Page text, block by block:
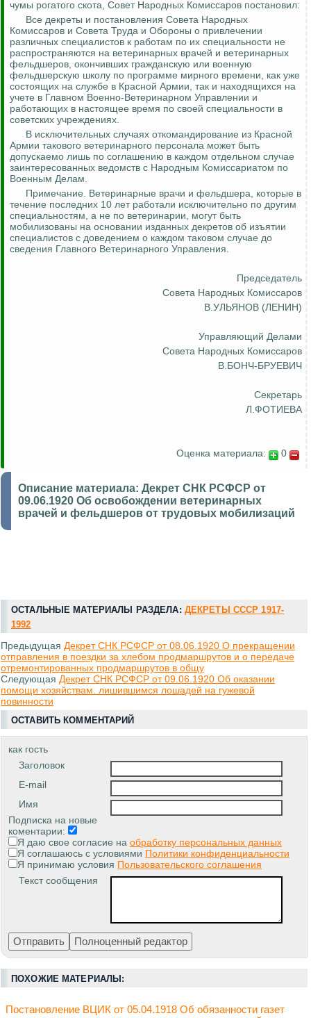
чумы рогатого скота, Совет Народных Комиссаров постановил:
Все декреты и постановления Совета Народных
Комиссаров и Совета Труда и Обороны о привлечении
различных специалистов к работам по их специальности не
распространяются на ветеринарных врачей и ветеринарных
фельдшеров, окончивших гражданскую или военную
фельдшерскую школу по программе мирного времени, как уже
состоящих на службе в Красной Армии, так и находящихся на
учете в Главном Военно-Ветеринарном Управлении и
работающих в настоящее время по своей специальности в
советских учреждениях.
В исключительных случаях откомандирование из Красной
Армии такового ветеринарного персонала может быть
допускаемо лишь по соглашению в каждом отдельном случае
заинтересованных ведомств с Народным Комиссариатом по
Военным Делам.
Примечание. Ветеринарные врачи и фельдшера, которые в
течение последних 10 лет работали исключительно по другим
специальностям, а не по ветеринарии, могут быть
мобилизованы на основании изданных декретов об изъятии
специалистов с доведением о каждом таковом случае до
сведения Главного Ветеринарного Управления.
Председатель
Совета Народных Комиссаров
В.УЛЬЯНОВ (ЛЕНИН)
Управляющий Делами
Совета Народных Комиссаров
В.БОНЧ-БРУЕВИЧ
Секретарь
Л.ФОТИЕВА
Оценка материала: 0
Описание материала: Декрет СНК РСФСР от
09.06.1920 Об освобождении ветеринарных
врачей и фельдшеров от трудовых мобилизаций
ОСТАЛЬНЫЕ МАТЕРИАЛЫ РАЗДЕЛА: ДЕКРЕТЫ СССР 1917-
1992
Предыдущая Декрет СНК РСФСР от 08.06.1920 О прекращении
отправления в поездки за хлебом продмаршрутов и о передаче
отремонтированных продмаршрутов в общу
Следующая Декрет СНК РСФСР от 09.06.1920 Об оказании
помощи хозяйствам. лишившимся лошадей на гужевой
повинности
ОСТАВИТЬ КОММЕНТАРИЙ
как гость
Заголовок
E-mail
Имя
Подписка на новые
коментарии:
Я даю свое согласие на обработку персональных данных
Я соглашаюсь с условиями Политики конфиденциальности
Я принимаю условия Пользовательского соглашения
Текст сообщения
ПОХОЖИЕ МАТЕРИАЛЫ:
Постановление ВЦИК от 05.04.1918 Об обязанности газет